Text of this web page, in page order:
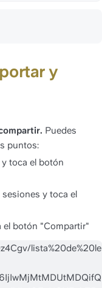
y
Puedes
puntos:
toca el botón
y toca el
el botón "Compartir"